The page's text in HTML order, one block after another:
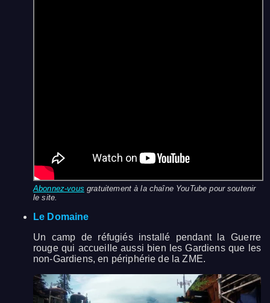
Abonnez-vous gratuitement à la chaîne YouTube pour soutenir
le site.
Le Domaine
Un camp de réfugiés installé pendant la Guerre
rouge qui accueille aussi bien les Gardiens que les
non-Gardiens, en périphérie de la ZME.